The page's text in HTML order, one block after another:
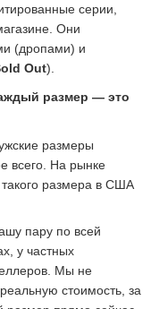
серии,
Они
(дропами) и
Out).
размер — это
размеры
всего. На рынке
такого размера в США
пару по всей
у частных
Мы не
стоимость, за